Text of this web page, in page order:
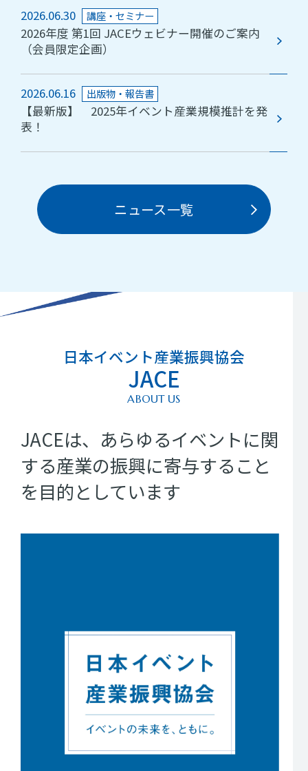
ニュース一覧
2026.06.30 講座・セミナー
2026年度 第1回 JACEウェビナー開催のご案内
（会員限定企画）
2026.06.16 出版物・報告書
【最新版】 2025年イベント産業規模推計を発
表！
日本イベント産業振興協会
JACE
ABOUT US
JACEは、あらゆるイベントに関
する産業の振興に寄与すること
を目的としています